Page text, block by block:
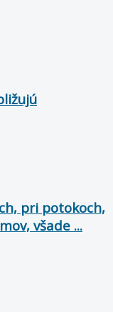
pri potokoch,
všade ...